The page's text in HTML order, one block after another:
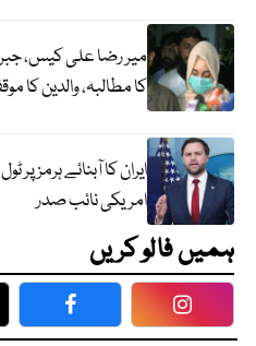
میر رضا علی کیس،
کا مطالبہ، والدین کا
ایران کا آبنائے ہرمز پر
امریکی نائب صدر
ہمیں فالو کریں
Facebook